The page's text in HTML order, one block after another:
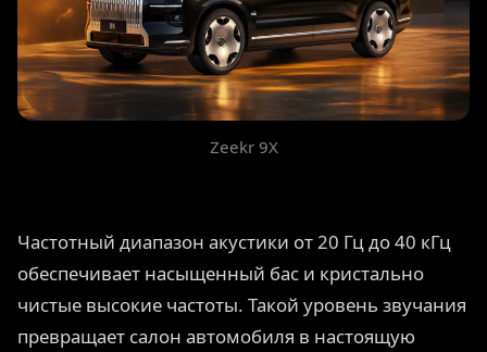
Zeekr 9X
Частотный диапазон акустики от 20 Гц до 40 кГц
обеспечивает насыщенный бас и кристально
чистые высокие частоты. Такой уровень звучания
превращает салон автомобиля в настоящую